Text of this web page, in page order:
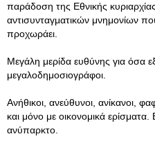
παράδοση της Εθνικής
αντισυνταγματικών μνημονίων
προχωράει.
Μεγάλη μερίδα ευθύνης για όσα
μεγαλοδημοσιογράφοι.
Ανήθικοι, ανεύθυνοι, ανίκανοι,
και μόνο με οικονομικά
ανύπαρκτο.